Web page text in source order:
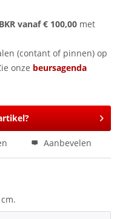
vanaf € 100,00 met
(contant of pinnen) op
onze beursagenda
Aanbevelen